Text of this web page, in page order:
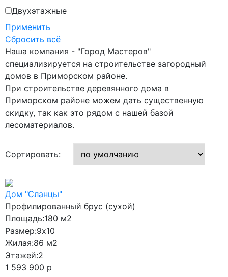
7x12
8,6x9,6
8x8
8x9
8x10
8x11
8x13
8х9
9x9
9x11
9x12
9x13
9x15.5
10x10
10x11
Двухэтажные
Применить
Сбросить всё
Наша компания - "Город Мастеров"
специализируется на строительстве загородный
домов в Приморском районе.
При строительстве деревянного дома в
Приморском районе можем дать существенную
скидку, так как это рядом с нашей базой
лесоматериалов.
Сортировать:
Дом "Сланцы"
Профилированный брус (сухой)
Площадь:180 м2
Размер:9x10
Жилая:86 м2
Этажей:2
1 593 900 р